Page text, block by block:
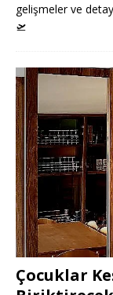
gelişmeler ve
🛫
Çocuklar